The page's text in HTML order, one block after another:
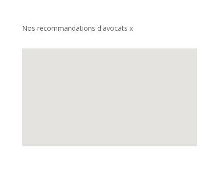
Nos recommandations d'avocats x